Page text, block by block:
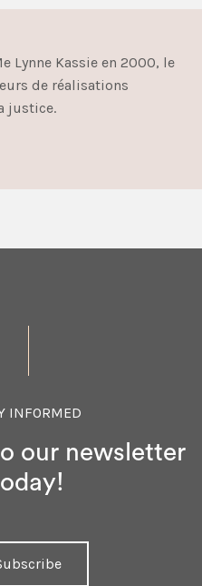
Lynne Kassie en 2000, le
de réalisations
justice.
INFORMED
our newsletter